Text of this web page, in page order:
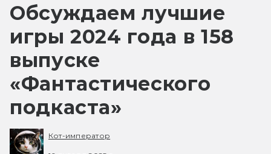
Обсуждаем лучшие
игры 2024 года в 158
выпуске
«Фантастического
подкаста»
Кот-император